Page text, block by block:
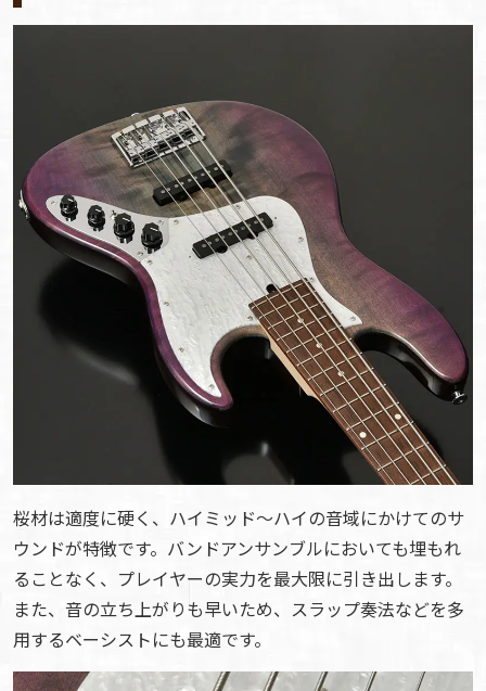
桜材は適度に硬く、ハイミッド〜ハイの音域にかけてのサ
ウンドが特徴です。バンドアンサンブルにおいても埋もれ
ることなく、プレイヤーの実力を最大限に引き出します。
また、音の立ち上がりも早いため、スラップ奏法などを多
用するベーシストにも最適です。